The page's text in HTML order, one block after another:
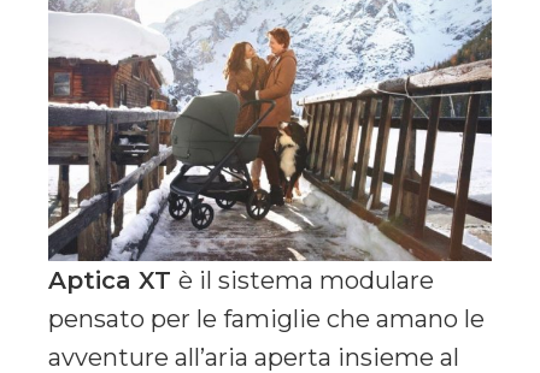
Aptica XT è il sistema modulare
pensato per le famiglie che amano le
avventure all’aria aperta insieme al